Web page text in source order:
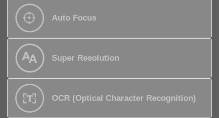
Auto Focus
Super Resolution
OCR (Optical Character Recognition)